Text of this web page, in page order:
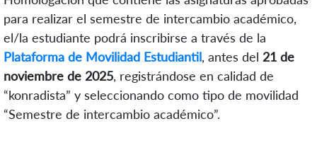
para realizar el semestre de intercambio académico,
el/la estudiante podrá inscribirse a través de la
Plataforma de Movilidad Estudiantil, antes del 21 de
noviembre de 2025, registrándose en calidad de
“konradista” y seleccionando como tipo de movilidad
“Semestre de intercambio académico”.